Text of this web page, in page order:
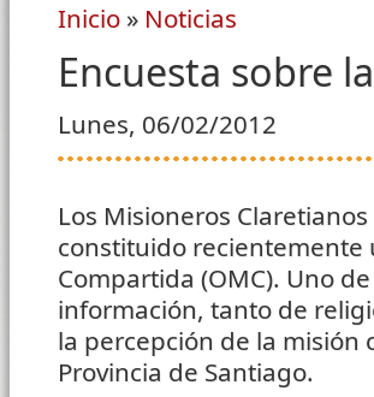
Se encuentra usted aquí
Inicio » Noticias
Encuesta sobre
Lunes, 06/02/2012
Los Misioneros
constituido recientemente
Compartida (OMC). Uno
información, tanto de
la percepción de la
Provincia de Santiago.